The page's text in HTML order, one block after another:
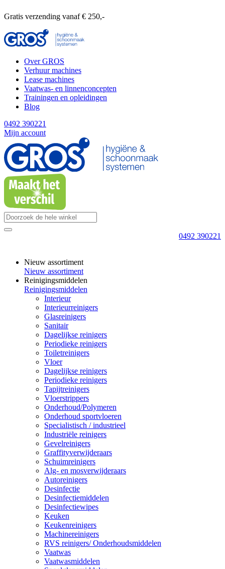
Gratis verzending vanaf € 250,-
Over GROS
Verhuur machines
Lease machines
Vaatwas- en linnenconcepten
Trainingen en opleidingen
Blog
0492 390221
Mijn account
0492 390221
Nieuw assortiment
Nieuw assortiment
Reinigingsmiddelen
Reinigingsmiddelen
Interieur
Interieurreinigers
Glasreinigers
Sanitair
Dagelijkse reinigers
Periodieke reinigers
Toiletreinigers
Vloer
Dagelijkse reinigers
Periodieke reinigers
Tapijtreinigers
Vloerstrippers
Onderhoud/Polymeren
Onderhoud sportvloeren
Specialistisch / industrieel
Industriële reinigers
Gevelreinigers
Graffityverwijderaars
Schuimreinigers
Alg- en mosverwijderaars
Autoreinigers
Desinfectie
Desinfectiemiddelen
Desinfectiewipes
Keuken
Keukenreinigers
Machinereinigers
RVS reinigers/ Onderhoudsmiddelen
Vaatwas
Vaatwasmiddelen